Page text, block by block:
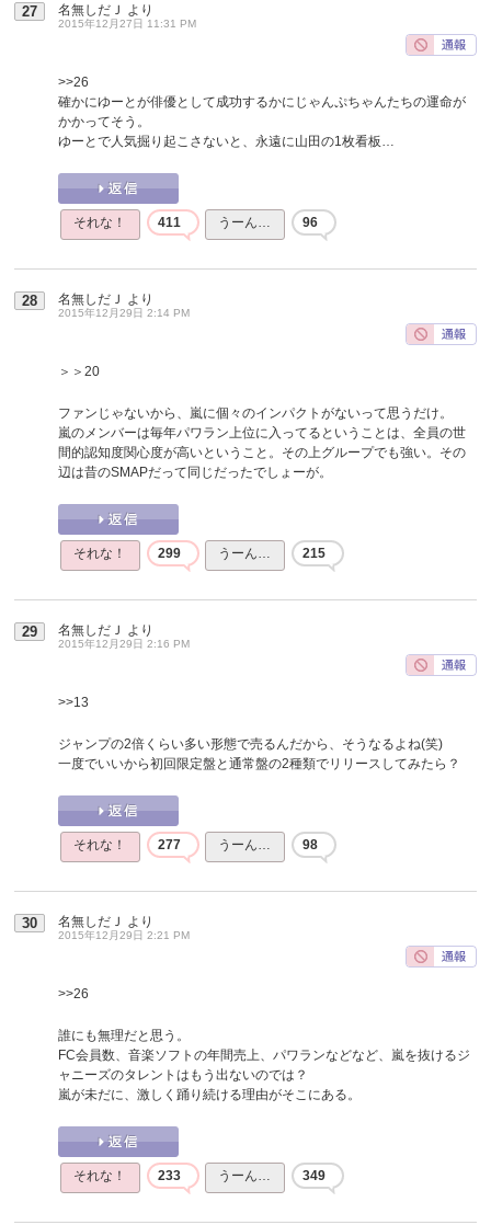
27 名無しだＪ より
2015年12月27日 11:31 PM
>>26
確かにゆーとが俳優として成功するかにじゃんぷちゃんたちの運命が
かかってそう。
ゆーとで人気掘り起こさないと、永遠に山田の1枚看板…
それな！ 411 うーん… 96
28 名無しだＪ より
2015年12月29日 2:14 PM
＞＞20
ファンじゃないから、嵐に個々のインパクトがないって思うだけ。
嵐のメンバーは毎年パワラン上位に入ってるということは、全員の世
間的認知度関心度が高いということ。その上グループでも強い。その
辺は昔のSMAPだって同じだったでしょーが。
それな！ 299 うーん… 215
29 名無しだＪ より
2015年12月29日 2:16 PM
>>13
ジャンプの2倍くらい多い形態で売るんだから、そうなるよね(笑)
一度でいいから初回限定盤と通常盤の2種類でリリースしてみたら？
それな！ 277 うーん… 98
30 名無しだＪ より
2015年12月29日 2:21 PM
>>26
誰にも無理だと思う。
FC会員数、音楽ソフトの年間売上、パワランなどなど、嵐を抜けるジ
ャニーズのタレントはもう出ないのでは？
嵐が未だに、激しく踊り続ける理由がそこにある。
それな！ 233 うーん… 349